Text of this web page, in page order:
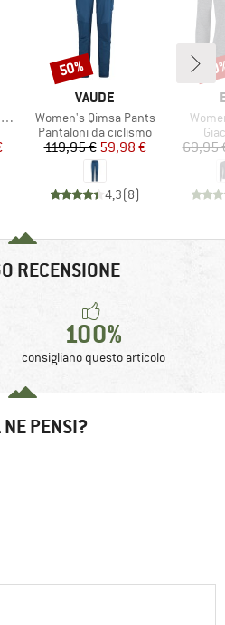
MARCHIO
VAUDE
Articolo
Women's Qimsa Pants
Gruppo di prodotti
Pantaloni da ciclismo
Prezzo
119,95 €Prezzo ridotto
59,98 €
4,3(8)
Sconto
50%
69,95
RECENSIONE
100%
consigliano questo articolo
NE PENSI?